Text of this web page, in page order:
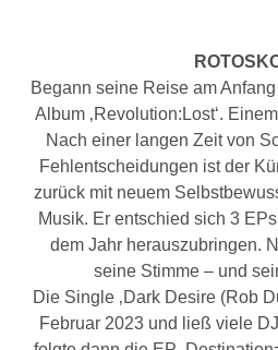
Begann seine Reise am
Album ‚Revolution:Lost‘.
Nach einer langen Zeit von
Fehlentscheidungen ist der
zurück mit neuem
Musik. Er entschied sich 3
dem Jahr herauszubringen.
seine Stimme – und
Die Single ‚Dark Desire (Rob
Februar 2023 und ließ viele